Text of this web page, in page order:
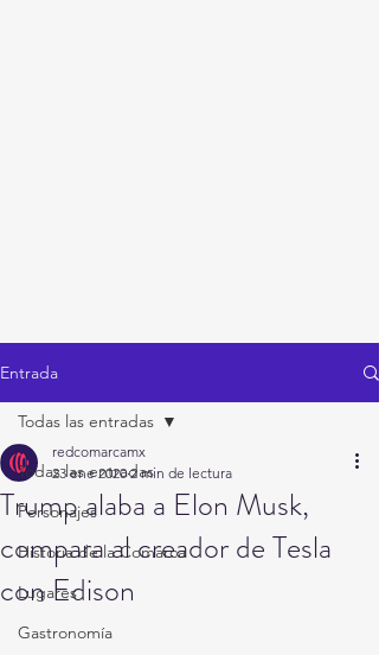
Entrada
Todas las entradas
Personajes
Historia de la Comarca
Lugares
Gastronomía
Todas las entradas
Trump alaba a Elon Musk,
compara al creador de Tesla
con Edison
redcomarcamx
23 ene 2020 2 min de lectura